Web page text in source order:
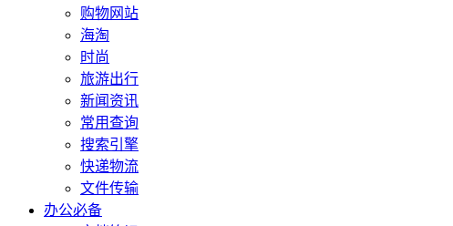
购物网站
海淘
时尚
旅游出行
新闻资讯
常用查询
搜索引擎
快递物流
文件传输
办公必备